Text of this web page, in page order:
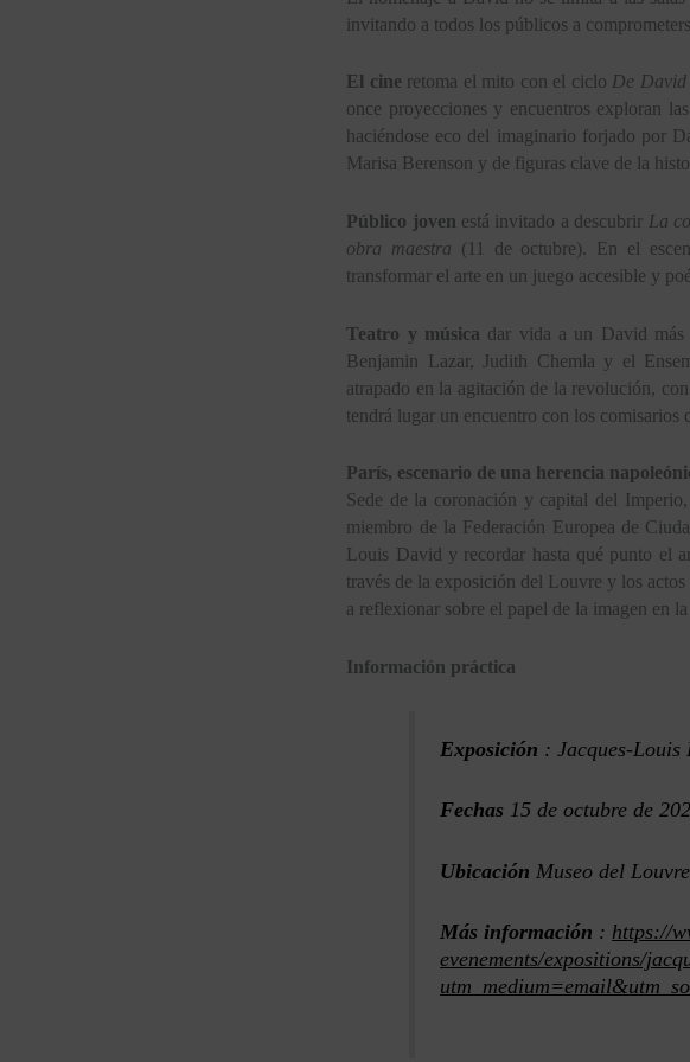
invitando a todos los públicos a
El cine retoma el mito con el ciclo De
once proyecciones y encuentros exploran
haciéndose eco del imaginario forjado por
Marisa Berenson y de figuras clave de la
Público joven está invitado a descubrir La
obra maestra (11 de octubre). En el
transformar el arte en un juego accesible y
Teatro y música dar vida a un David más
Benjamin Lazar, Judith Chemla y el
atrapado en la agitación de la revolución,
tendrá lugar un encuentro con los comisarios
París, escenario de una herencia
Sede de la coronación y capital del
miembro de la Federación Europea de
Louis David y recordar hasta qué punto el
través de la exposición del Louvre y los
a reflexionar sobre el papel de la imagen en
Información práctica
Exposición :Jacques-Louis
Fechas 15 de octubre de
Ubicación Museo del
Más información : https://
evenements/expositions/